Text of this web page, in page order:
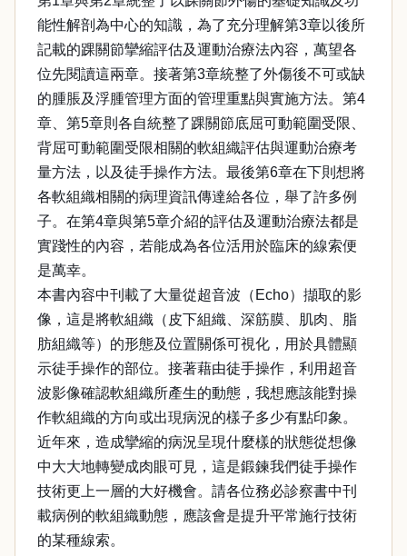
能性解剖為中心的知識，為了充分理解第3章以後所
記載的踝關節攣縮評估及運動治療法內容，萬望各
位先閱讀這兩章。接著第3章統整了外傷後不可或缺
的腫脹及浮腫管理方面的管理重點與實施方法。第4
章、第5章則各自統整了踝關節底屈可動範圍受限、
背屈可動範圍受限相關的軟組織評估與運動治療考
量方法，以及徒手操作方法。最後第6章在下則想將
各軟組織相關的病理資訊傳達給各位，舉了許多例
子。在第4章與第5章介紹的評估及運動治療法都是
實踐性的內容，若能成為各位活用於臨床的線索便
是萬幸。
本書內容中刊載了大量從超音波（Echo）擷取的影
像，這是將軟組織（皮下組織、深筋膜、肌肉、脂
肪組織等）的形態及位置關係可視化，用於具體顯
示徒手操作的部位。接著藉由徒手操作，利用超音
波影像確認軟組織所產生的動態，我想應該能對操
作軟組織的方向或出現病況的樣子多少有點印象。
近年來，造成攣縮的病況呈現什麼樣的狀態從想像
中大大地轉變成肉眼可見，這是鍛鍊我們徒手操作
技術更上一層的大好機會。請各位務必診察書中刊
載病例的軟組織動態，應該會是提升平常施行技術
的某種線索。